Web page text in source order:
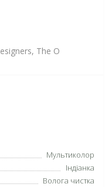
The O
Мультиколор
Індіанка
Волога чистка